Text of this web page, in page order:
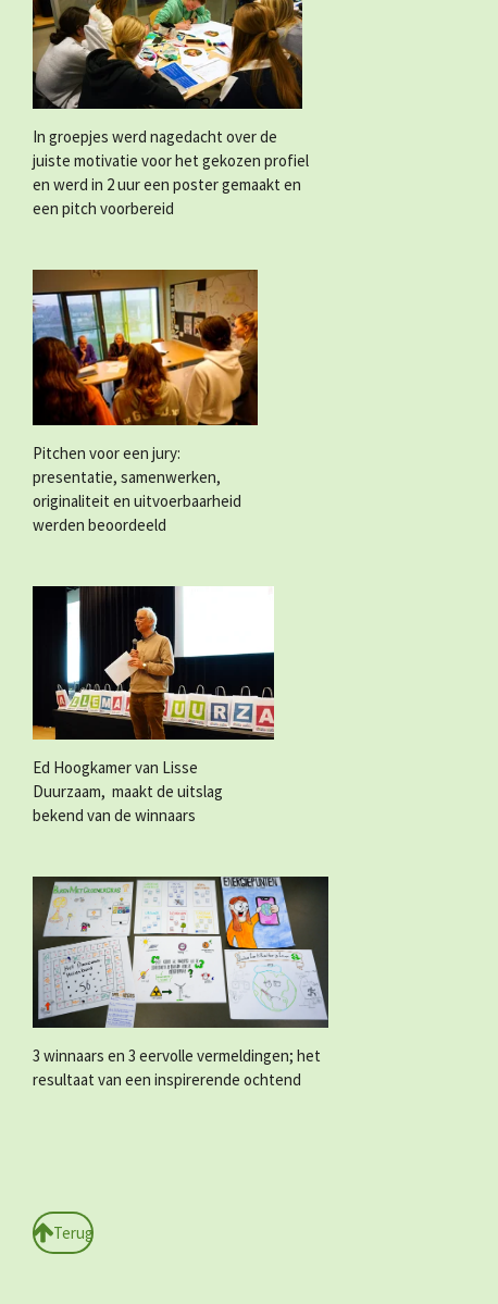
In groepjes werd nagedacht over de
juiste motivatie voor het gekozen profiel
en werd in 2 uur een poster gemaakt en
een pitch voorbereid
Pitchen voor een jury:
presentatie, samenwerken,
originaliteit en uitvoerbaarheid
werden beoordeeld
Ed Hoogkamer van Lisse
Duurzaam, maakt de uitslag
bekend van de winnaars
3 winnaars en 3 eervolle vermeldingen; het
resultaat van een inspirerende ochtend
Terug